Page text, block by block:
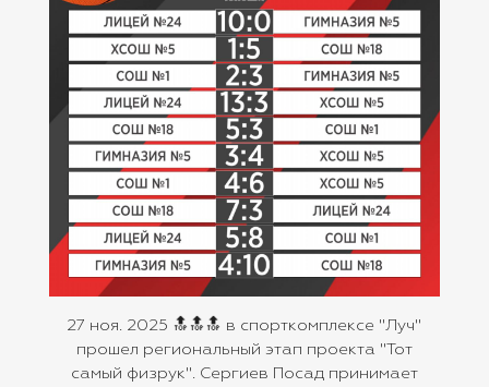
27 ноя. 2025 🔝🔝🔝 в спорткомплексе "Луч"
прошел региональный этап проекта "Тот
самый физрук". Сергиев Посад принимает